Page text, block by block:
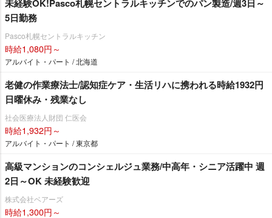
未経験OK!Pasco札幌セントラルキッチンでのパン製造/週3日～
5日勤務
Pasco札幌セントラルキッチン
時給1,080円～
アルバイト・パート / 北海道
老健の作業療法士/認知症ケア・生活リハに携われる時給1932円
日曜休み・残業なし
社会医療法人財団 仁医会
時給1,932円～
アルバイト・パート / 東京都
高級マンションのコンシェルジュ業務/中高年・シニア活躍中 週
2日～OK 未経験歓迎
株式会社ベアーズ
時給1,300円～